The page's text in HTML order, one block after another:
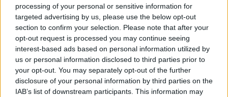
processing of your personal or sensitive information for
targeted advertising by us, please use the below opt-out
section to confirm your selection. Please note that after your
opt-out request is processed you may continue seeing
interest-based ads based on personal information utilized by
us or personal information disclosed to third parties prior to
your opt-out. You may separately opt-out of the further
disclosure of your personal information by third parties on the
IAB’s list of downstream participants. This information may